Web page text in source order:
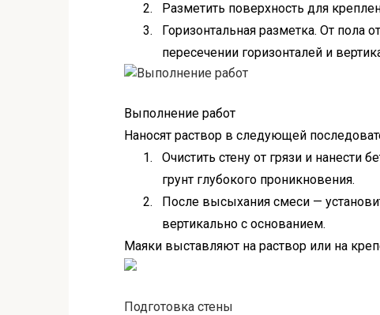
2.
Разметить поверхность для
3.
Горизонтальная разметка. От пола
пересечении горизонталей и
Выполнение работ
Наносят раствор в следующей
1.
Очистить стену от грязи и нанести
грунт глубокого проникновения.
2.
После высыхания смеси —
вертикально с основанием.
Маяки выставляют на раствор или на
Подготовка стены